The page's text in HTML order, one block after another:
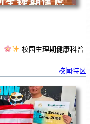
校园生理期健康科普
校闻特区